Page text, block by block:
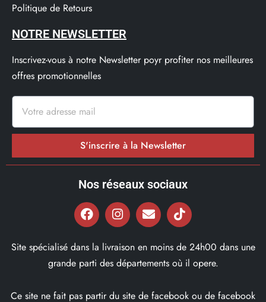
Politique de Retours
NOTRE NEWSLETTER
Inscrivez-vous à notre Newsletter poyr profiter nos meilleures
offres promotionnelles
S'inscrire à la Newsletter
Nos réseaux sociaux
Site spécialisé dans la livraison en moins de 24h00 dans une
grande parti des départements où il opere.
Ce site ne fait pas partir du site de facebook ou de facebook